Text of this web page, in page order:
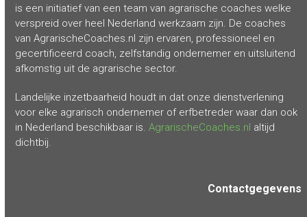
is een initiatief van een team van agrarische coaches welke
verspreid over heel Nederland werkzaam zijn. De coaches
van AgrarischeCoaches.nl zijn ervaren, professioneel en
gecertificeerd coach, zelfstandig ondernemer en uitsluitend
afkomstig uit de agrarische sector.
Landelijke inzetbaarheid houdt in dat onze dienstverlening
voor elke agrarisch ondernemer of erfbetreder waar dan ook
in Nederland beschikbaar is.AgrarischeCoaches.nl altijd
dichtbij.
Contactgegevens